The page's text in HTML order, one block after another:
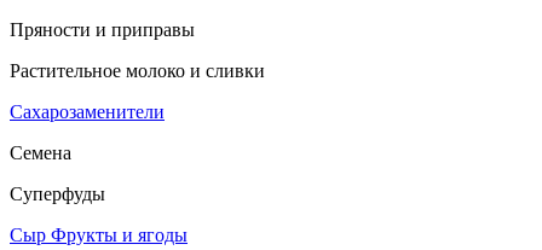
Пряности и приправы
Растительное молоко и сливки
Сахарозаменители
Семена
Суперфуды
Сыр Фрукты и ягоды